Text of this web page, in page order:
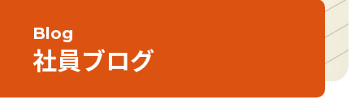
Blog
社員ブログ